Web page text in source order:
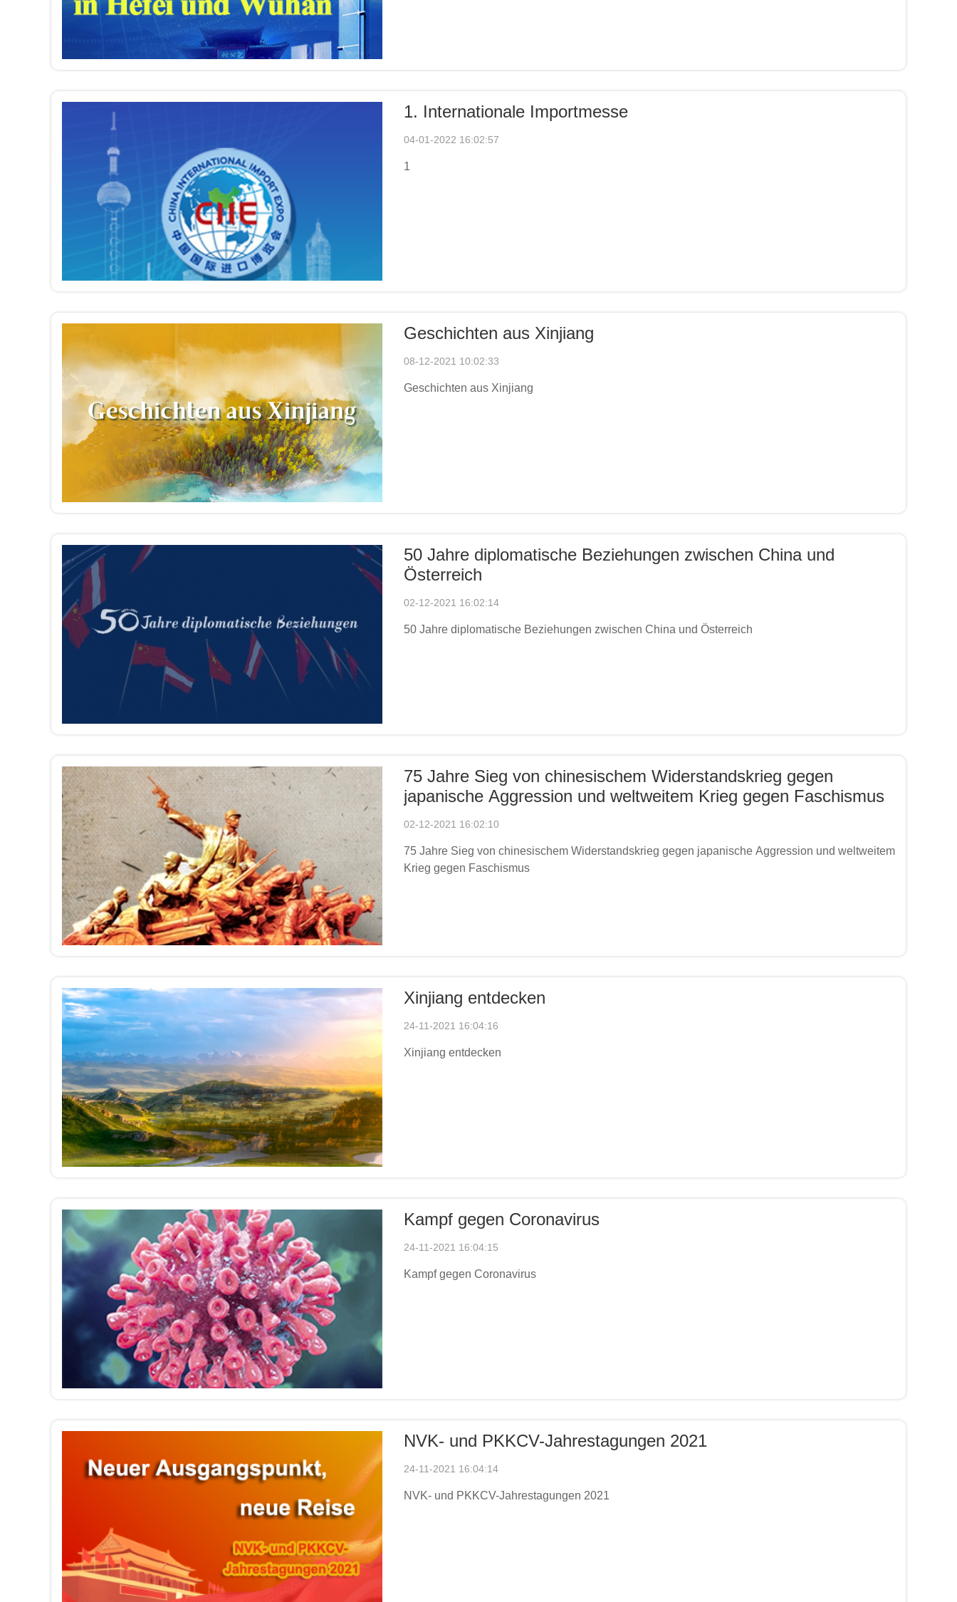
1. Internationale Importmesse
04-01-2022 16:02:57
1
Geschichten aus Xinjiang
08-12-2021 10:02:33
Geschichten aus Xinjiang
50 Jahre diplomatische Beziehungen zwischen China und
Österreich
02-12-2021 16:02:14
50 Jahre diplomatische Beziehungen zwischen China und Österreich
75 Jahre Sieg von chinesischem Widerstandskrieg gegen
japanische Aggression und weltweitem Krieg gegen Faschismus
02-12-2021 16:02:10
75 Jahre Sieg von chinesischem Widerstandskrieg gegen japanische Aggression und weltweitem
Krieg gegen Faschismus
Xinjiang entdecken
24-11-2021 16:04:16
Xinjiang entdecken
Kampf gegen Coronavirus
24-11-2021 16:04:15
Kampf gegen Coronavirus
NVK- und PKKCV-Jahrestagungen 2021
24-11-2021 16:04:14
NVK- und PKKCV-Jahrestagungen 2021